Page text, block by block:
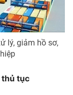
483/GP-BTTTT
Quốc Thắng,
932
lý, giảm hồ sơ,
thủ tục